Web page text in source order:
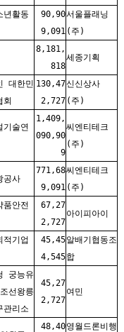
년활동
90,90
9,091
서울플래닝
(주)
8,181,
818
세종기획
대한민
회
130,47
2,727
신신상사
(주)
기술연
1,409,
090,90
9
씨엔티테크
(주)
공사
771,68
9,091
씨엔티테크
(주)
품안전
67,27
2,727
아이피아이
적기업
45,45
4,545
알배기협동조
합
궁능유
선왕릉
관리소
45,27
2,727
여민
48,40영월드론비행